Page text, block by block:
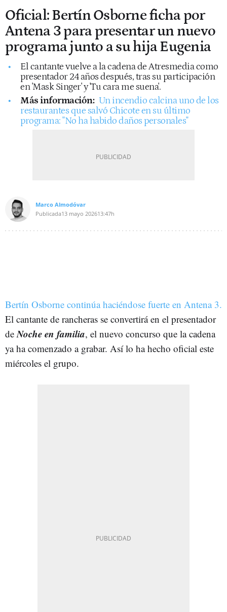
Oficial: Bertín Osborne ficha por
Antena 3 para presentar un nuevo
programa junto a su hija Eugenia
El cantante vuelve a la cadena de Atresmedia como
presentador 24 años después, tras su participación
en 'Mask Singer' y 'Tu cara me suena'.
Más información: Un incendio calcina uno de los
restaurantes que salvó Chicote en su último
programa: "No ha habido daños personales"
Marco Almodóvar
Publicada13 mayo 202613:47h
Bertín Osborne continúa haciéndose fuerte en Antena 3.
El cantante de rancheras se convertirá en el presentador
de Noche en familia, el nuevo concurso que la cadena
ya ha comenzado a grabar. Así lo ha hecho oficial este
miércoles el grupo.